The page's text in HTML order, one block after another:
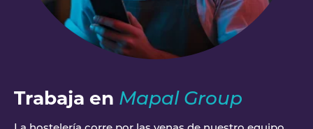
Trabaja en Mapal Group